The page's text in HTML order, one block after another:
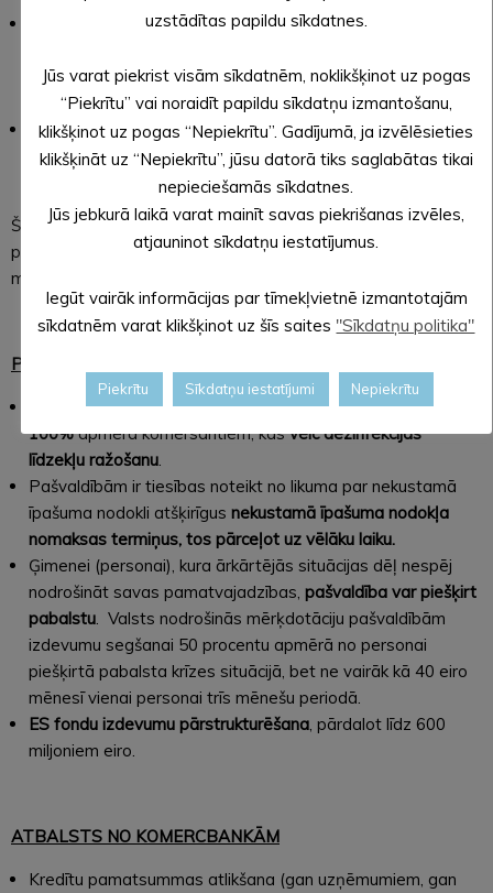
Dīkstāves reglaments– ja uzņēmumsdarbinieku
uzņēmuma darbiniekiem līdz 75 % no atlīdzības, bet ne
vairāk par 700 eiro mēnesī.
Pašnodarbinātie tiks atbrīvoti no iedzīvotāju ienākuma
nodokļa avansa maksājumiem par 2020. gadu (un par to
netiks aprēķināta kavējuma nauda).
Šobrīd tiek vērtēta iespēja noteikt dīkstāves atbalstu arī
pašnodarbinātām personām, autoratlīdzību un
mikrouzņēmumu nodokļa maksātājiem.
PAPILDU ATBALSTS
Akcīzes nodokļa nodrošinājuma samazinājumi līdz pat
100%apmērā komersantiem, kasveic dezinfekcijas
līdzekļu ražošanu
Pašvaldībām ir tiesības noteikt no likuma par nekustamā
īpašuma nodokli atšķirīgus nekustamā īpašuma nodokļa
nomaksas termiņus, tos pārceļot uz vēlāku laiku.
Ģimenei (personai), kura ārkārtējās situācijas dēļ nespēj
nodrošināt savas pamatvajadzības, pašvaldība var piešķirt
pabalstu . Valsts nodrošinās mērķdotāciju pašvaldībām
izdevumu segšanai 50 procentu apmērā no personai
piešķirtā pabalsta krīzes situācijā, bet ne vairāk kā 40 eiro
mēnesī vienai personai trīs mēnešu periodā.
ES fondu izdevumu pārstrukturēšana , pārdalot līdz 600
miljoniem eiro.
ATBALSTS NO KOMERCBANKĀM
Kredītu pamatsummas atlikšana (gan uzņēmumiem, gan
uzstādītas papildu sīkdatnes.
Jūs varat piekrist visām sīkdatnēm, noklikšķinot uz pogas
“Piekrītu” vai noraidīt papildu sīkdatņu izmantošanu,
klikšķinot uz pogas “Nepiekrītu”. Gadījumā, ja izvēlēsieties
klikšķināt uz “Nepiekrītu”, jūsu datorā tiks saglabātas tikai
nepieciešamās sīkdatnes.
Jūs jebkurā laikā varat mainīt savas piekrišanas izvēles,
atjauninot sīkdatņu iestatījumus.
Iegūt vairāk informācijas par tīmekļvietnē izmantotajām
sīkdatnēm varat klikšķinot uz šīs saites "Sīkdatņu politika"
Piekrītu Sīkdatņu iestatījumi Nepiekrītu